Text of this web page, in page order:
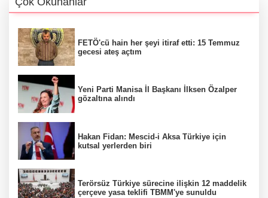
FETÖ'cü hain her şeyi itiraf etti: 15 Temmuz
gecesi ateş açtım
Yeni Parti Manisa İl Başkanı İlksen Özalper
gözaltına alındı
Hakan Fidan: Mescid-i Aksa Türkiye için
kutsal yerlerden biri
Terörsüz Türkiye sürecine ilişkin 12 maddelik
çerçeve yasa teklifi TBMM'ye sunuldu